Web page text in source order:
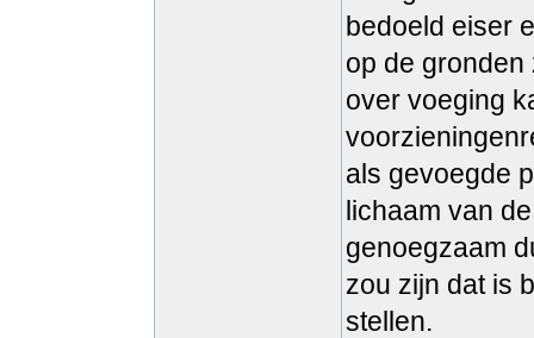
bedoeld eiser
op de
over voeging
als gevoegde
lichaam van
genoegzaam
zou zijn dat is
stellen.